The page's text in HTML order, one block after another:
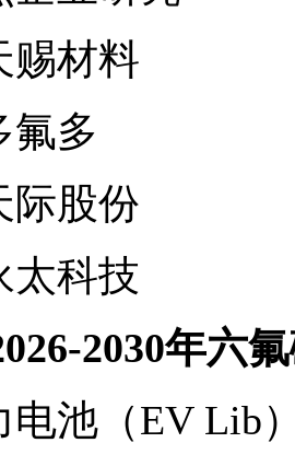
赐材料
氟多
际股份
太科技
2030年六
电池（EV Lib